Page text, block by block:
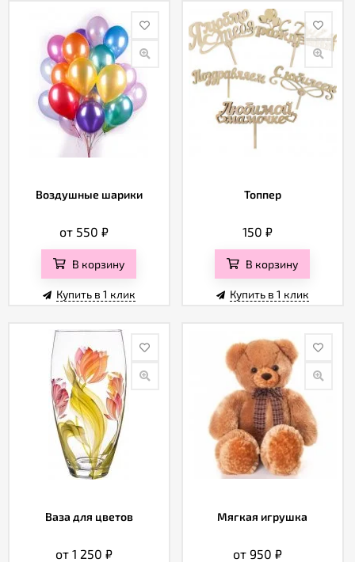
Воздушные шарики
от 550₽
В корзину
Купить в 1 клик
Топпер
150₽
В корзину
Купить в 1 клик
Ваза для цветов
от 1 250₽
Мягкая игрушка
от 950₽